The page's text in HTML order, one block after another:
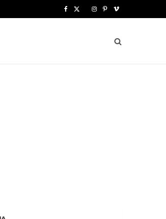
e w
I
t
P
t
V
m
e